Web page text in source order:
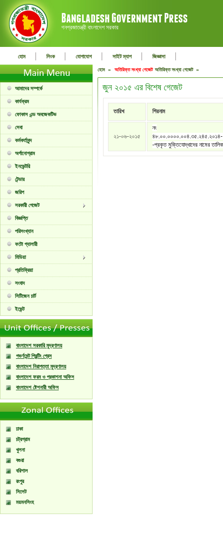
গনপ্রজাতন্ত্রী বাংলাদেশ সরকার
হোম | লিংক | যোগাযোগ | সাইট ম্যাপ | জিজ্ঞাসা |
আমাদের সম্পর্কে
কার্যক্রম
ফোকাস এন্ড অবজেকটিভ
সেবা
কর্মকর্তাবৃন্দ
অর্গানোগ্রাম
ইনভেন্টরি
টেন্ডার
জরিপ
সরকারী গেজেট
বিজ্ঞপ্তি
পরিসংখ্যান
ফটো গ্যালারী
মিডিয়া
প্রতিক্রিয়া
সংবাদ
সিটিজেন চার্ট
ইভেন্ট
বাংলাদেশ সরকারি মুদ্রণালয়
গভর্ণমেন্ট প্রিন্টিং প্রেস
বাংলাদেশ নিরাপত্তা মুদ্রণালয়
বাংলাদেশ ফরম ও প্রকাশনা অফিস
বাংলাদেশ ষ্টেশনারী অফিস
ঢাকা
চট্রগ্রাম
খুলনা
বগুরা
বরিশাল
রংপুর
সিলেট
ময়মনসিংহ
হোম » অতিরিক্ত সংখ্যা গেজেট অতিরিক্ত সংখ্যা গেজেট »
জুন ২০১৫ এর বিশেষ গেজেট
তারিখ শিরনাম
২১-০৬-২০১৫
নং
-প্রকৃত মুক্তিযোদ্ধাদের নামের